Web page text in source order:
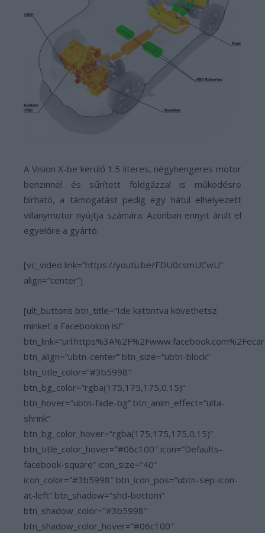
A Vision X-be kerülő 1.5 literes, négyhengeres motor
benzinnel és sűrített földgázzal is működésre
bírható, a támogatást pedig egy hátul elhelyezett
villanymotor nyújtja számára. Azonban ennyit árult el
egyelőre a gyártó.
[vc_video link=”https://youtu.be/FDU0csmUCwU”
align=”center”]
[ult_buttons btn_title=”Ide kattintva követhetsz
minket a Facebookon is!”
btn_align=”ubtn-center” btn_size=”ubtn-block”
btn_title_color=”#3b5998″
btn_bg_color=”rgba(175,175,175,0.15)”
btn_hover=”ubtn-fade-bg” btn_anim_effect=”ulta-
shrink”
btn_bg_color_hover=”rgba(175,175,175,0.15)”
btn_title_color_hover=”#06c100″ icon=”Defaults-
facebook-square” icon_size=”40″
icon_color=”#3b5998″ btn_icon_pos=”ubtn-sep-icon-
at-left” btn_shadow=”shd-bottom”
btn_shadow_color=”#3b5998″
btn_shadow_color_hover=”#06c100″